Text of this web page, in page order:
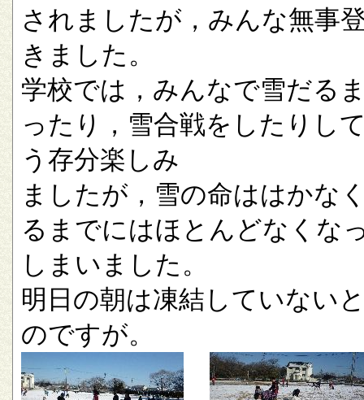
されましたが，みんな無事
きました。
学校では，みんなで雪だる
ったり，雪合戦をしたりし
う存分楽しみ
ましたが，雪の命ははかな
るまでにはほとんどなくな
しまいました。
明日の朝は凍結していない
のですが。